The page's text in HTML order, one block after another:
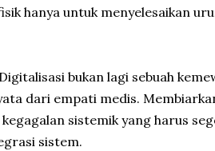
hanya untuk menyelesaikan
bukan lagi sebuah
dari empati medis.
sistemik yang harus
sistem.